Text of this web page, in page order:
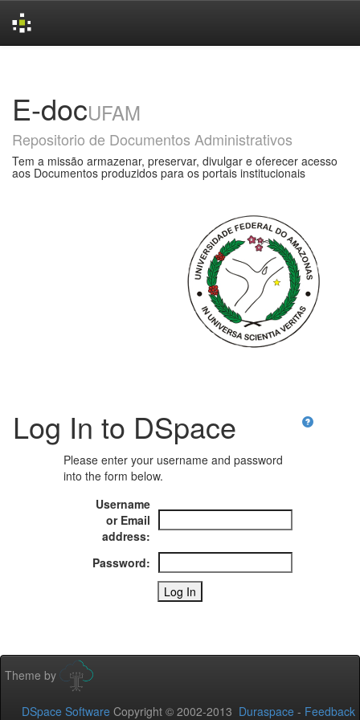
E-docUFAM
Repositorio de Documentos Administrativos
Tem a missão armazenar, preservar, divulgar e oferecer acesso
aos Documentos produzidos para os portais institucionais
Log In to DSpace
Please enter your username and password
into the form below.
Username
or Email
address:
Password:
Theme by
DSpace Software Copyright © 2002-2013 Duraspace - Feedback